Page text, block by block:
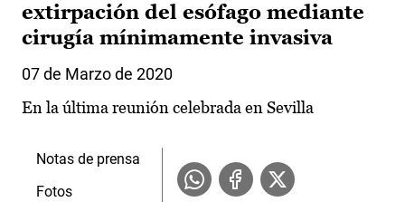
extirpación del esófago mediante
cirugía mínimamente invasiva
07 de Marzo de 2020
En la última reunión celebrada en Sevilla
Notas de prensa
Fotos